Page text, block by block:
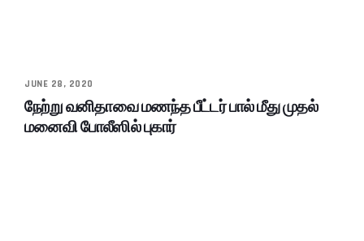
JUNE 28, 2020
நேற்று வனிதாவை மணந்த பீட்டர் பால் மீது முதல்
மனைவி போலீஸில் புகார்